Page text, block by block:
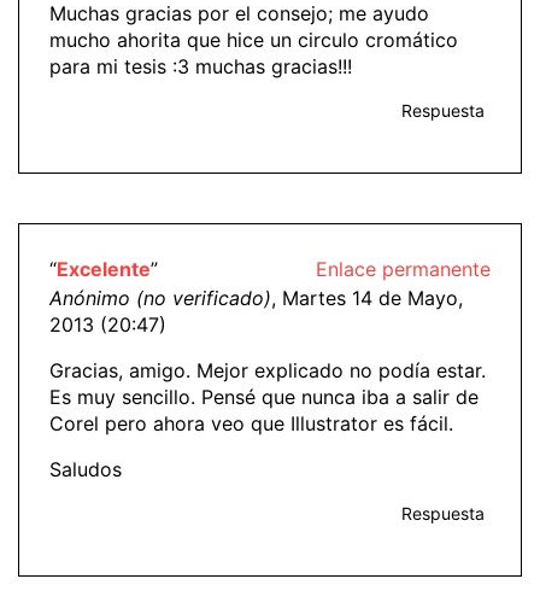
Muchas gracias por el consejo; me ayudo
mucho ahorita que hice un circulo cromático
para mi tesis :3 muchas gracias!!!
Respuesta
Enlace permanente
“Excelente”
Anónimo (no verificado), Martes 14 de Mayo,
2013 (20:47)
Gracias, amigo. Mejor explicado no podía estar.
Es muy sencillo. Pensé que nunca iba a salir de
Corel pero ahora veo que Illustrator es fácil.
Saludos
Respuesta